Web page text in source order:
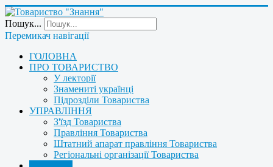
Пошук...
Перемикач навігації
ГОЛОВНА
ПРО ТОВАРИСТВО
У лекторії
Знамениті українці
Підрозділи Товариства
УПРАВЛІННЯ
З'їзд Товариства
Правління Товариства
Штатний апарат правління Товариства
Регіональні організації Товариства